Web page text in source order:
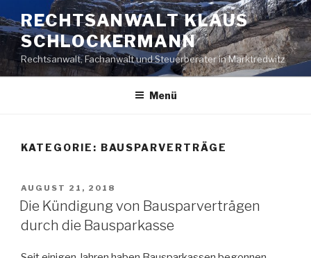
Inhalt
springen
RECHTSANWALT KLAUS
SCHLOCKERMANN
Rechtsanwalt, Fachanwalt und Steuerberater in Marktredwitz
Menü
KATEGORIE: BAUSPARVERTRÄGE
VERÖFFENTLICHT
AM
AUGUST 21, 2018
Die Kündigung von Bausparverträgen
durch die Bausparkasse